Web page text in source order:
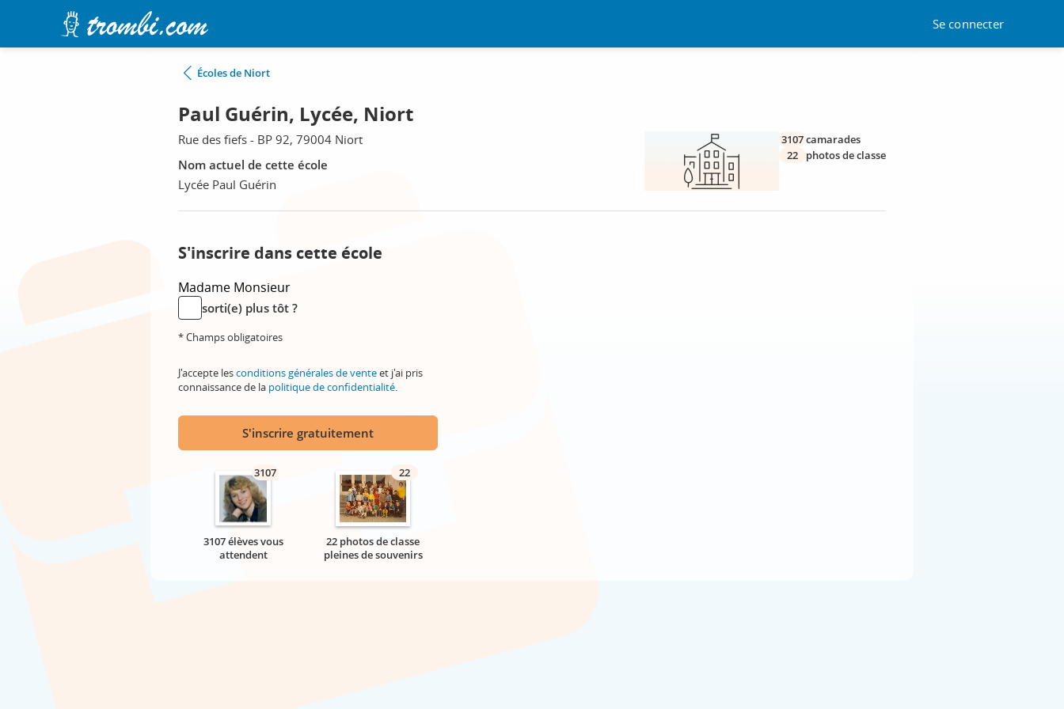
Se connecter
Écoles de Niort
Paul Guérin, Lycée, Niort
Rue des fiefs - BP 92, 79004 Niort
Nom actuel de cette école
Lycée Paul Guérin
3107camarades
22
photos de classe
S'inscrire dans cette école
Madame Monsieur
sorti(e) plus tôt ?
* Champs obligatoires
J'accepte lesconditions générales de venteet j'ai pris
connaissance de la politique de confidentialité.
S'inscrire gratuitement
3107
3107 élèves vous
attendent
22
22 photos de classe
pleines de souvenirs